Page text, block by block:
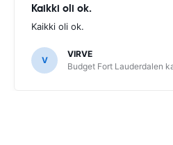
Kaikki oli ok.
Kaikki oli ok.
V
VIRVE
Budget Fort Lauderdalen